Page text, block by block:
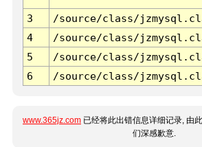
3 /source/class/
4
/source/class/
5
/source/class/
6
/source/class/
www.365jz.com 已经将此出错信息详细记录, 由
们深感歉意.